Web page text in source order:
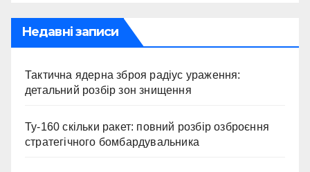
Недавні записи
Тактична ядерна зброя радіус ураження:
детальний розбір зон знищення
Ту-160 скільки ракет: повний розбір озброєння
стратегічного бомбардувальника